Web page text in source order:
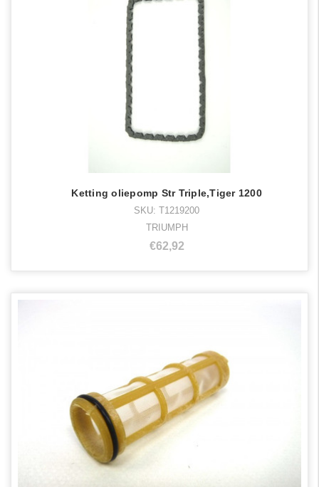
Ketting oliepomp Str Triple,Tiger 1200
SKU: T1219200
TRIUMPH
€62,92